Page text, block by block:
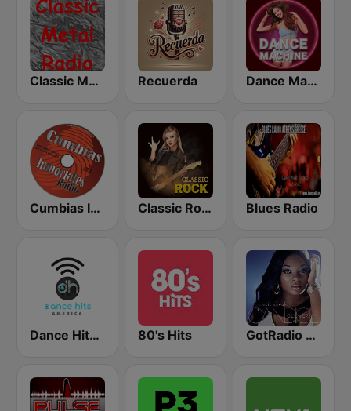
Classic Metal Radio Recuerda Dance Machine
Cumbias Inmortales Radio Classic Rock Station Blues Radio
Dance Hits America 80's Hits GotRadio - Urban Lounge